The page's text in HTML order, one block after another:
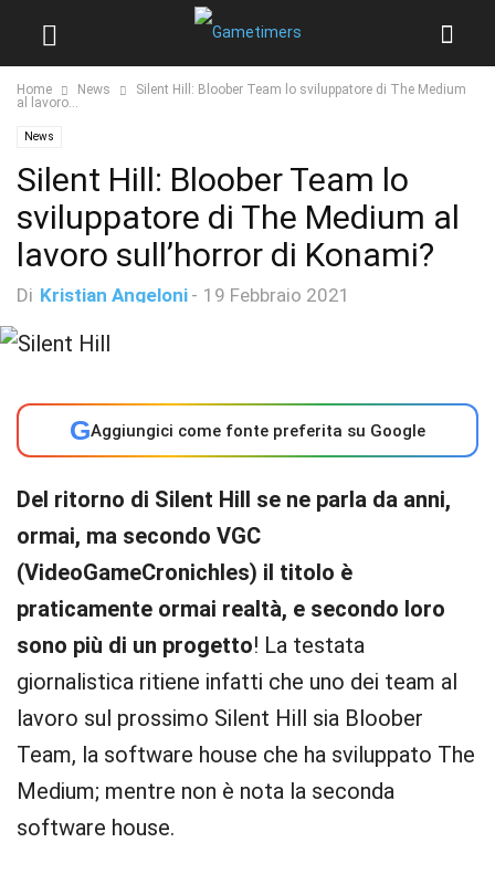
Home News
Silent Hill: Bloober Team lo sviluppatore di The Medium
al lavoro...
News
Silent Hill: Bloober Team lo
sviluppatore di The Medium al
lavoro sull’horror di Konami?
Di Kristian Angeloni - 19 Febbraio 2021
GAggiungici come fonte preferita su Google
Del ritorno di Silent Hill se ne parla da anni,
ormai, ma secondo VGC
(VideoGameCronichles) il titolo è
praticamente ormai realtà, e secondo loro
sono più di un progetto! La testata
giornalistica ritiene infatti che uno dei team al
lavoro sul prossimo Silent Hill sia Bloober
Team, la software house che ha sviluppato The
Medium; mentre non è nota la seconda
software house.